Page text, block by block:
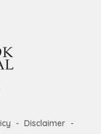
Disclaimer